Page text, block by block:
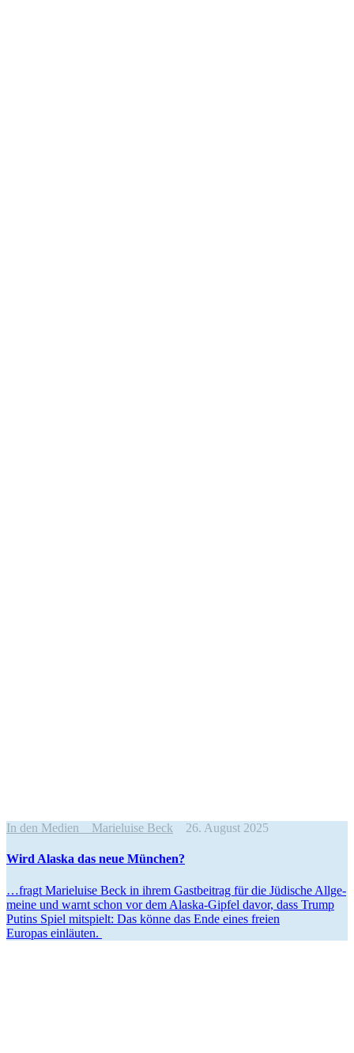
In den Medien Marieluise Beck 26. August 2025
Wird Alaska das neue München?
…fragt Marie­luise Beck in ihrem Gastbeitrag für die Jüdische Allge­
meine und warnt schon vor dem Alaska-Gipfel davor, dass Trump
Putins Spiel mitspielt: Das könne das Ende eines freien
Europas einläuten.